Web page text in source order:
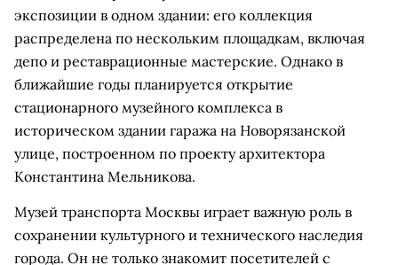
экспозиции в одном здании: его коллекция
распределена по нескольким площадкам, включая
депо и реставрационные мастерские. Однако в
ближайшие годы планируется открытие
стационарного музейного комплекса в
историческом здании гаража на Новорязанской
улице, построенном по проекту архитектора
Константина Мельникова.
Музей транспорта Москвы играет важную роль в
сохранении культурного и технического наследия
города. Он не только знакомит посетителей с